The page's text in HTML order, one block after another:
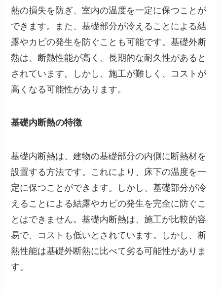
熱の損失を防ぎ、室内の温度を一定に保つことが
できます。また、基礎部分が冷えることによる結
露やカビの発生を防ぐことも可能です。基礎外断
熱は、断熱性能が高く、長期的な耐久性があると
されています。しかし、施工が難しく、コストが
高くなる可能性があります。
基礎内断熱の特徴
基礎内断熱は、建物の基礎部分の内側に断熱材を
設置する方法です。これにより、床下の温度を一
定に保つことができます。しかし、基礎部分が冷
えることによる結露やカビの発生を完全に防ぐこ
とはできません。基礎内断熱は、施工が比較的容
易で、コストも低いとされています。しかし、断
熱性能は基礎外断熱に比べて劣る可能性がありま
す。